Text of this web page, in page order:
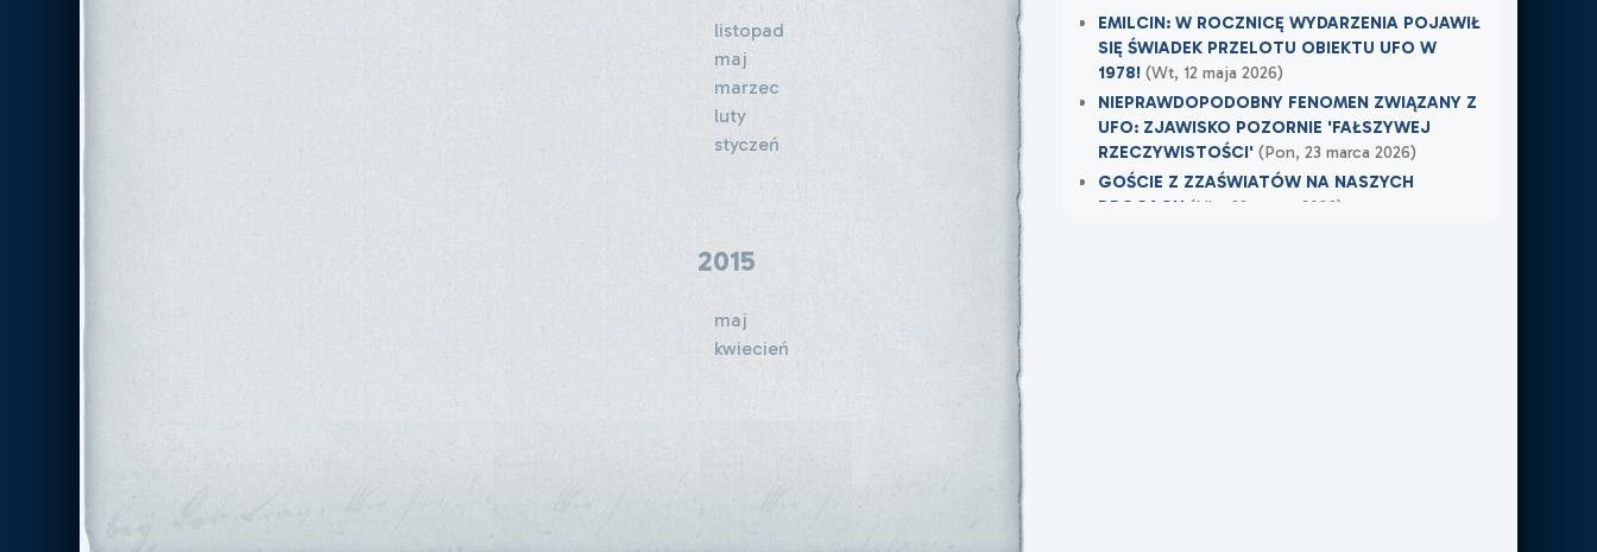
listopad
maj
marzec
luty
styczeń
2015
maj
kwiecień
EMILCIN: W ROCZNICĘ WYDARZENIA POJAWIŁ
SIĘ ŚWIADEK PRZELOTU OBIEKTU UFO W
1978!(Wt, 12 maja 2026)
NIEPRAWDOPODOBNY FENOMEN ZWIĄZANY Z
UFO: ZJAWISKO POZORNIE 'FAŁSZYWEJ
RZECZYWISTOŚCI'(Pon, 23 marca 2026)
GOŚCIE Z ZZAŚWIATÓW NA NASZYCH
DROGACH (Nie, 22 marca 2026)